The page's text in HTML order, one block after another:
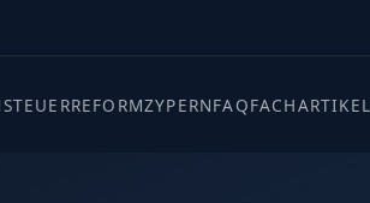
STEUERREFORMZYPERNFAQFACHARTIKEL